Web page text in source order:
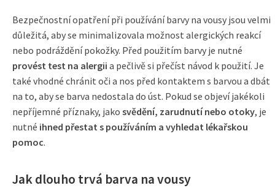
Bezpečnostní opatření při používání barvy na vousy jsou velmi
důležitá, aby se minimalizovala možnost alergických reakcí
nebo podráždění pokožky. Před použitím barvy je nutné
provést test na alergii a pečlivě si přečíst návod k použití. Je
také vhodné chránit oči a nos před kontaktem s barvou a dbát
na to, aby se barva nedostala do úst. Pokud se objeví jakékoli
nepříjemné příznaky, jako svědění, zarudnutí nebo otoky, je
nutné ihned přestat s používáním a vyhledat lékařskou
pomoc.
Jak dlouho trvá barva na vousy